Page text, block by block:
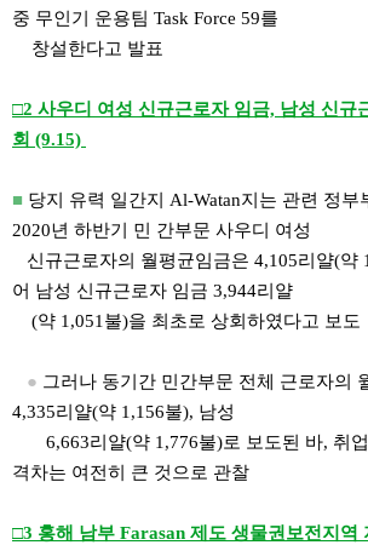
중 무인기 운용팀 Task Force 59를
창설한다고 발표
□2 사우디 여성 신규근로자 임금, 남성 신규
회 (9.15)
■ 당지 유력 일간지 Al-Watan지는 관련 정부
2020년 하반기 민 간부문 사우디 여성
신규근로자의 월평균임금은 4,105리얄(약
어 남성 신규근로자 임금 3,944리얄
(약 1,051불)을 최초로 상회하였다고 보도
● 그러나 동기간 민간부문 전체 근로자의
4,335리얄(약 1,156불), 남성
6,663리얄(약 1,776불)로 보도된 바, 취
격차는 여전히 큰 것으로 관찰
□3 홍해 남부 Farasan 제도 생물권보전지역